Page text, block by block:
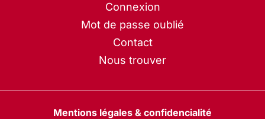
Connexion
Mot de passe oublié
Contact
Nous trouver
Mentions légales & confidencialité